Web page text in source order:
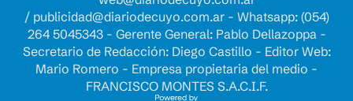
/ publicidad@diariodecuyo.com.ar- Whatsapp: (054)
264 5045343 - Gerente General: Pablo Dellazoppa -
Secretario de Redacción: Diego Castillo - Editor Web:
Mario Romero - Empresa propietaria del medio -
FRANCISCO MONTES S.A.C.I.F.